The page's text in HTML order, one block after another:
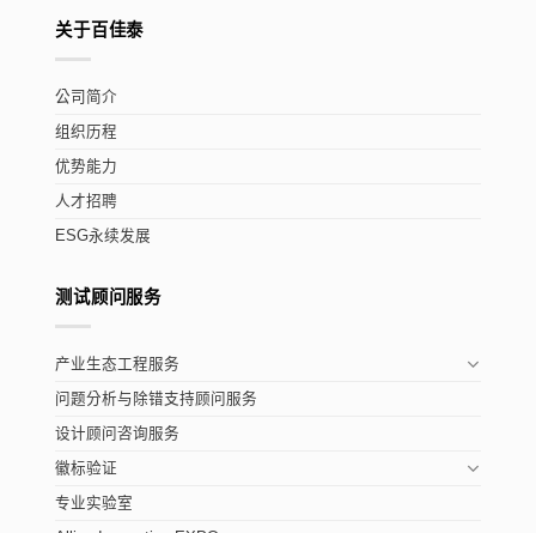
关于百佳泰
公司简介
组织历程
优势能力
人才招聘
ESG永续发展
测试顾问服务
产业生态工程服务
问题分析与除错支持顾问服务
设计顾问咨询服务
徽标验证
专业实验室